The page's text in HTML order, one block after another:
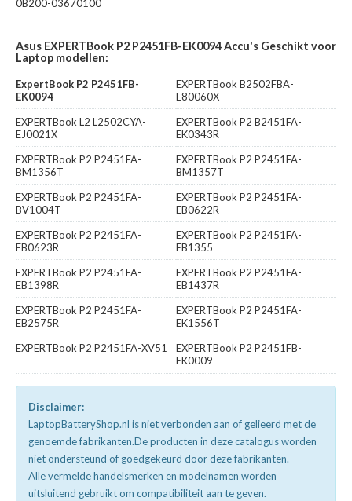
0B200-03670100
Asus EXPERTBook P2 P2451FB-EK0094 Accu's Geschikt voor
Laptop modellen:
ExpertBook P2 P2451FB-
EK0094
EXPERTBook B2502FBA-
E80060X
EXPERTBook L2 L2502CYA-
EJ0021X
EXPERTBook P2 B2451FA-
EK0343R
EXPERTBook P2 P2451FA-
BM1356T
EXPERTBook P2 P2451FA-
BM1357T
EXPERTBook P2 P2451FA-
BV1004T
EXPERTBook P2 P2451FA-
EB0622R
EXPERTBook P2 P2451FA-
EB0623R
EXPERTBook P2 P2451FA-
EB1355
EXPERTBook P2 P2451FA-
EB1398R
EXPERTBook P2 P2451FA-
EB1437R
EXPERTBook P2 P2451FA-
EB2575R
EXPERTBook P2 P2451FA-
EK1556T
EXPERTBook P2 P2451FA-XV51
EXPERTBook P2 P2451FB-
EK0009
Disclaimer:
LaptopBatteryShop.nl is niet verbonden aan of gelieerd met de
genoemde fabrikanten.De producten in deze catalogus worden
niet ondersteund of goedgekeurd door deze fabrikanten.
Alle vermelde handelsmerken en modelnamen worden
uitsluitend gebruikt om compatibiliteit aan te geven.